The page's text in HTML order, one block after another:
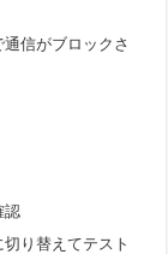
信がブロックさ
認
り替えてテスト